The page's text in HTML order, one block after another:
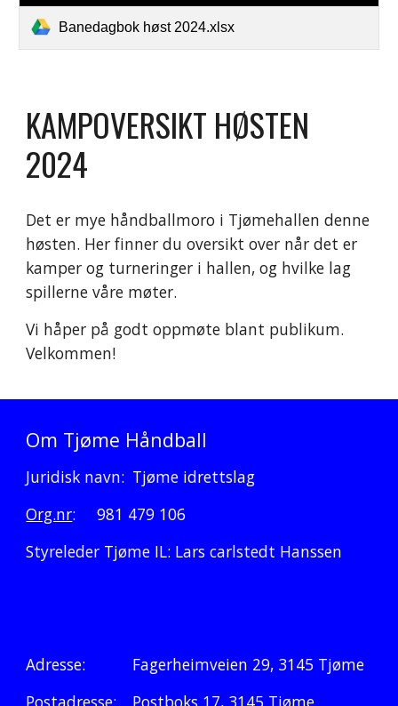
Banedagbok høst 2024.xlsx
KAMPOVERSIKT HØSTEN
2024
Det er mye håndballmoro i Tjømehallen denne
høsten. Her finner du oversikt over når det er
kamper og turneringer i hallen, og hvilke lag
spillerne våre møter.
Vi håper på godt oppmøte blant publikum.
Velkommen!
Om Tjøme Håndball
Juridisk navn: Tjøme idrettslag
Org.nr:
981 479 106
Styreleder Tjøme IL: Lars carlstedt Hanssen
Adresse:
Fagerheimveien 29, 3145 Tjøme
Postadresse:
Postboks 17, 3145 Tjøme